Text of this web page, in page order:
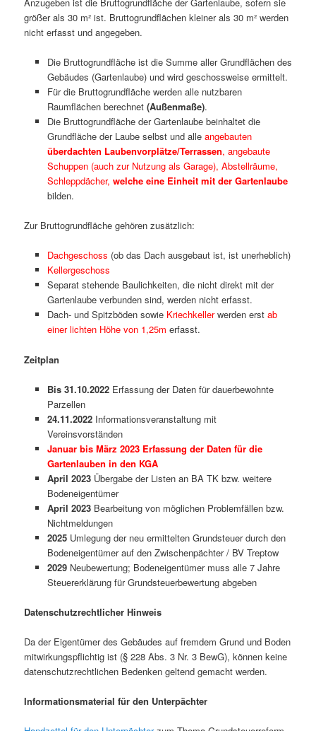
größer als 30 m² ist. Bruttogrundflächen kleiner als 30 m² werden
nicht erfasst und angegeben.
Die Bruttogrundfläche ist die Summe aller Grundflächen des
Gebäudes (Gartenlaube) und wird geschossweise ermittelt.
Für die Bruttogrundfläche werden alle nutzbaren
Raumflächen berechnet (Außenmaße).
Die Bruttogrundfläche der Gartenlaube beinhaltet die
Grundfläche der Laube selbst und alle angebauten
überdachten Laubenvorplätze/Terrassen, angebaute
Schuppen (auch zur Nutzung als Garage), Abstellräume,
Schleppdächer, welche eine Einheit mit der Gartenlaube
bilden.
Zur Bruttogrundfläche gehören zusätzlich:
Dachgeschoss (ob das Dach ausgebaut ist, ist unerheblich)
Kellergeschoss
Separat stehende Baulichkeiten, die nicht direkt mit der
Gartenlaube verbunden sind, werden nicht erfasst.
Dach- und Spitzböden sowie Kriechkellerwerden erst ab
einer lichten Höhe von 1,25m erfasst.
Zeitplan
Bis 31.10.2022Erfassung der Daten für dauerbewohnte
Parzellen
24.11.2022Informationsveranstaltung mit
Vereinsvorständen
Januar bis März 2023 Erfassung der Daten für die
Gartenlauben in den KGA
April 2023Übergabe der Listen an BA TK bzw. weitere
Bodeneigentümer
April 2023Bearbeitung von möglichen Problemfällen bzw.
Nichtmeldungen
2025Umlegung der neu ermittelten Grundsteuer durch den
Bodeneigentümer auf den Zwischenpächter / BV Treptow
2029Neubewertung; Bodeneigentümer muss alle 7 Jahre
Steuererklärung für Grundsteuerbewertung abgeben
Datenschutzrechtlicher Hinweis
Da der Eigentümer des Gebäudes auf fremdem Grund und Boden
mitwirkungspflichtig ist (§ 228 Abs. 3 Nr. 3 BewG), können keine
datenschutzrechtlichen Bedenken geltend gemacht werden.
Informationsmaterial für den Unterpächter